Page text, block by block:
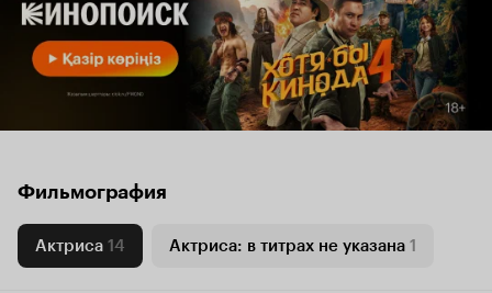
Фильмография
Актриса 14 Актриса: в титрах не указана 1